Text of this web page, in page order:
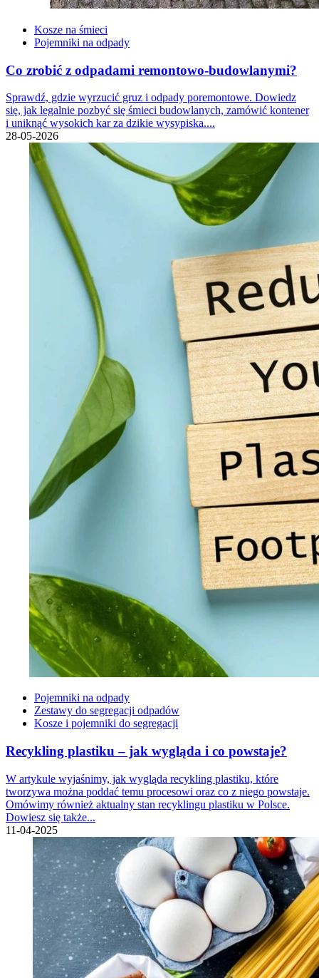
Kosze na śmieci
Pojemniki na odpady
Co zrobić z odpadami remontowo-budowlanymi?
Sprawdź, gdzie wyrzucić gruz i odpady poremontowe. Dowiedz
się, jak legalnie pozbyć się śmieci budowlanych, zamówić kontener
i uniknąć wysokich kar za dzikie wysypiska....
28-05-2026
Pojemniki na odpady
Zestawy do segregacji odpadów
Kosze i pojemniki do segregacji
Recykling plastiku – jak wygląda i co powstaje?
W artykule wyjaśnimy, jak wygląda recykling plastiku, które
tworzywa można poddać temu procesowi oraz co z niego powstaje.
Omówimy również aktualny stan recyklingu plastiku w Polsce.
Dowiesz się także...
11-04-2025